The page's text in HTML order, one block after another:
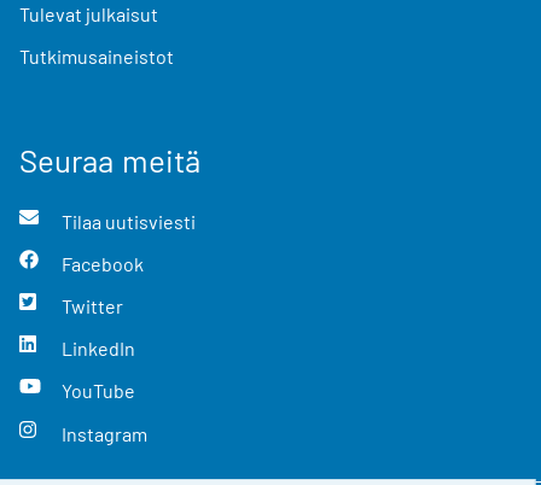
Tulevat julkaisut
Tutkimusaineistot
Seuraa meitä
Tilaa uutisviesti
Facebook
Twitter
LinkedIn
YouTube
Instagram